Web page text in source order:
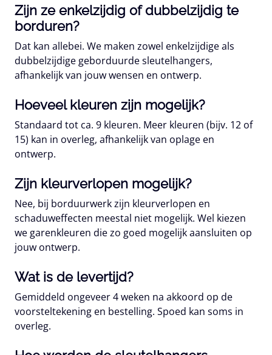
Zijn ze enkelzijdig of dubbelzijdig te
borduren?
Dat kan allebei. We maken zowel enkelzijdige als
dubbelzijdige geborduurde sleutelhangers,
afhankelijk van jouw wensen en ontwerp.
Hoeveel kleuren zijn mogelijk?
Standaard tot ca. 9 kleuren. Meer kleuren (bijv. 12 of
15) kan in overleg, afhankelijk van oplage en
ontwerp.
Zijn kleurverlopen mogelijk?
Nee, bij borduurwerk zijn kleurverlopen en
schaduweffecten meestal niet mogelijk. Wel kiezen
we garenkleuren die zo goed mogelijk aansluiten op
jouw ontwerp.
Wat is de levertijd?
Gemiddeld ongeveer 4 weken na akkoord op de
voorsteltekening en bestelling. Spoed kan soms in
overleg.